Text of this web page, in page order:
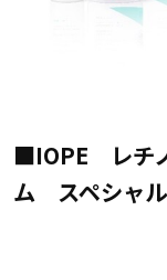
■IOPE レチ
ム スペシャ